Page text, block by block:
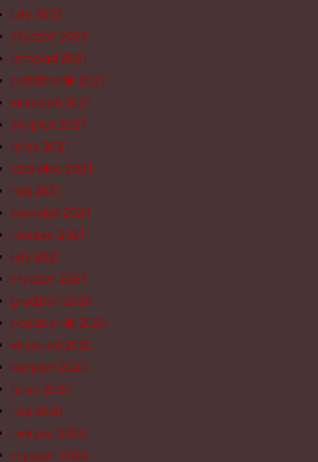
luty 2022
styczeń 2022
listopad 2021
październik 2021
wrzesień 2021
sierpień 2021
lipiec 2021
czerwiec 2021
maj 2021
kwiecień 2021
marzec 2021
luty 2021
styczeń 2021
grudzień 2020
październik 2020
wrzesień 2020
sierpień 2020
lipiec 2020
maj 2020
marzec 2020
styczeń 2020